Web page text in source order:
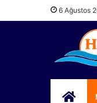
6 Ağustos